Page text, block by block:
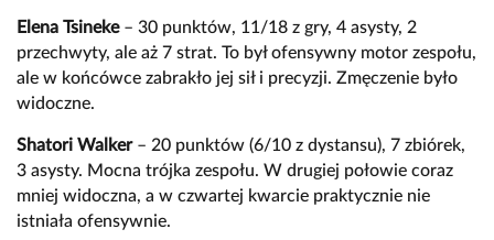
Elena Tsineke– 30 punktów, 11/18 z gry, 4 asysty, 2
przechwyty, ale aż 7 strat. To był ofensywny motor zespołu,
ale w końcówce zabrakło jej sił i precyzji. Zmęczenie było
widoczne.
Shatori Walker– 20 punktów (6/10 z dystansu), 7 zbiórek,
3 asysty. Mocna trójka zespołu. W drugiej połowie coraz
mniej widoczna, a w czwartej kwarcie praktycznie nie
istniała ofensywnie.